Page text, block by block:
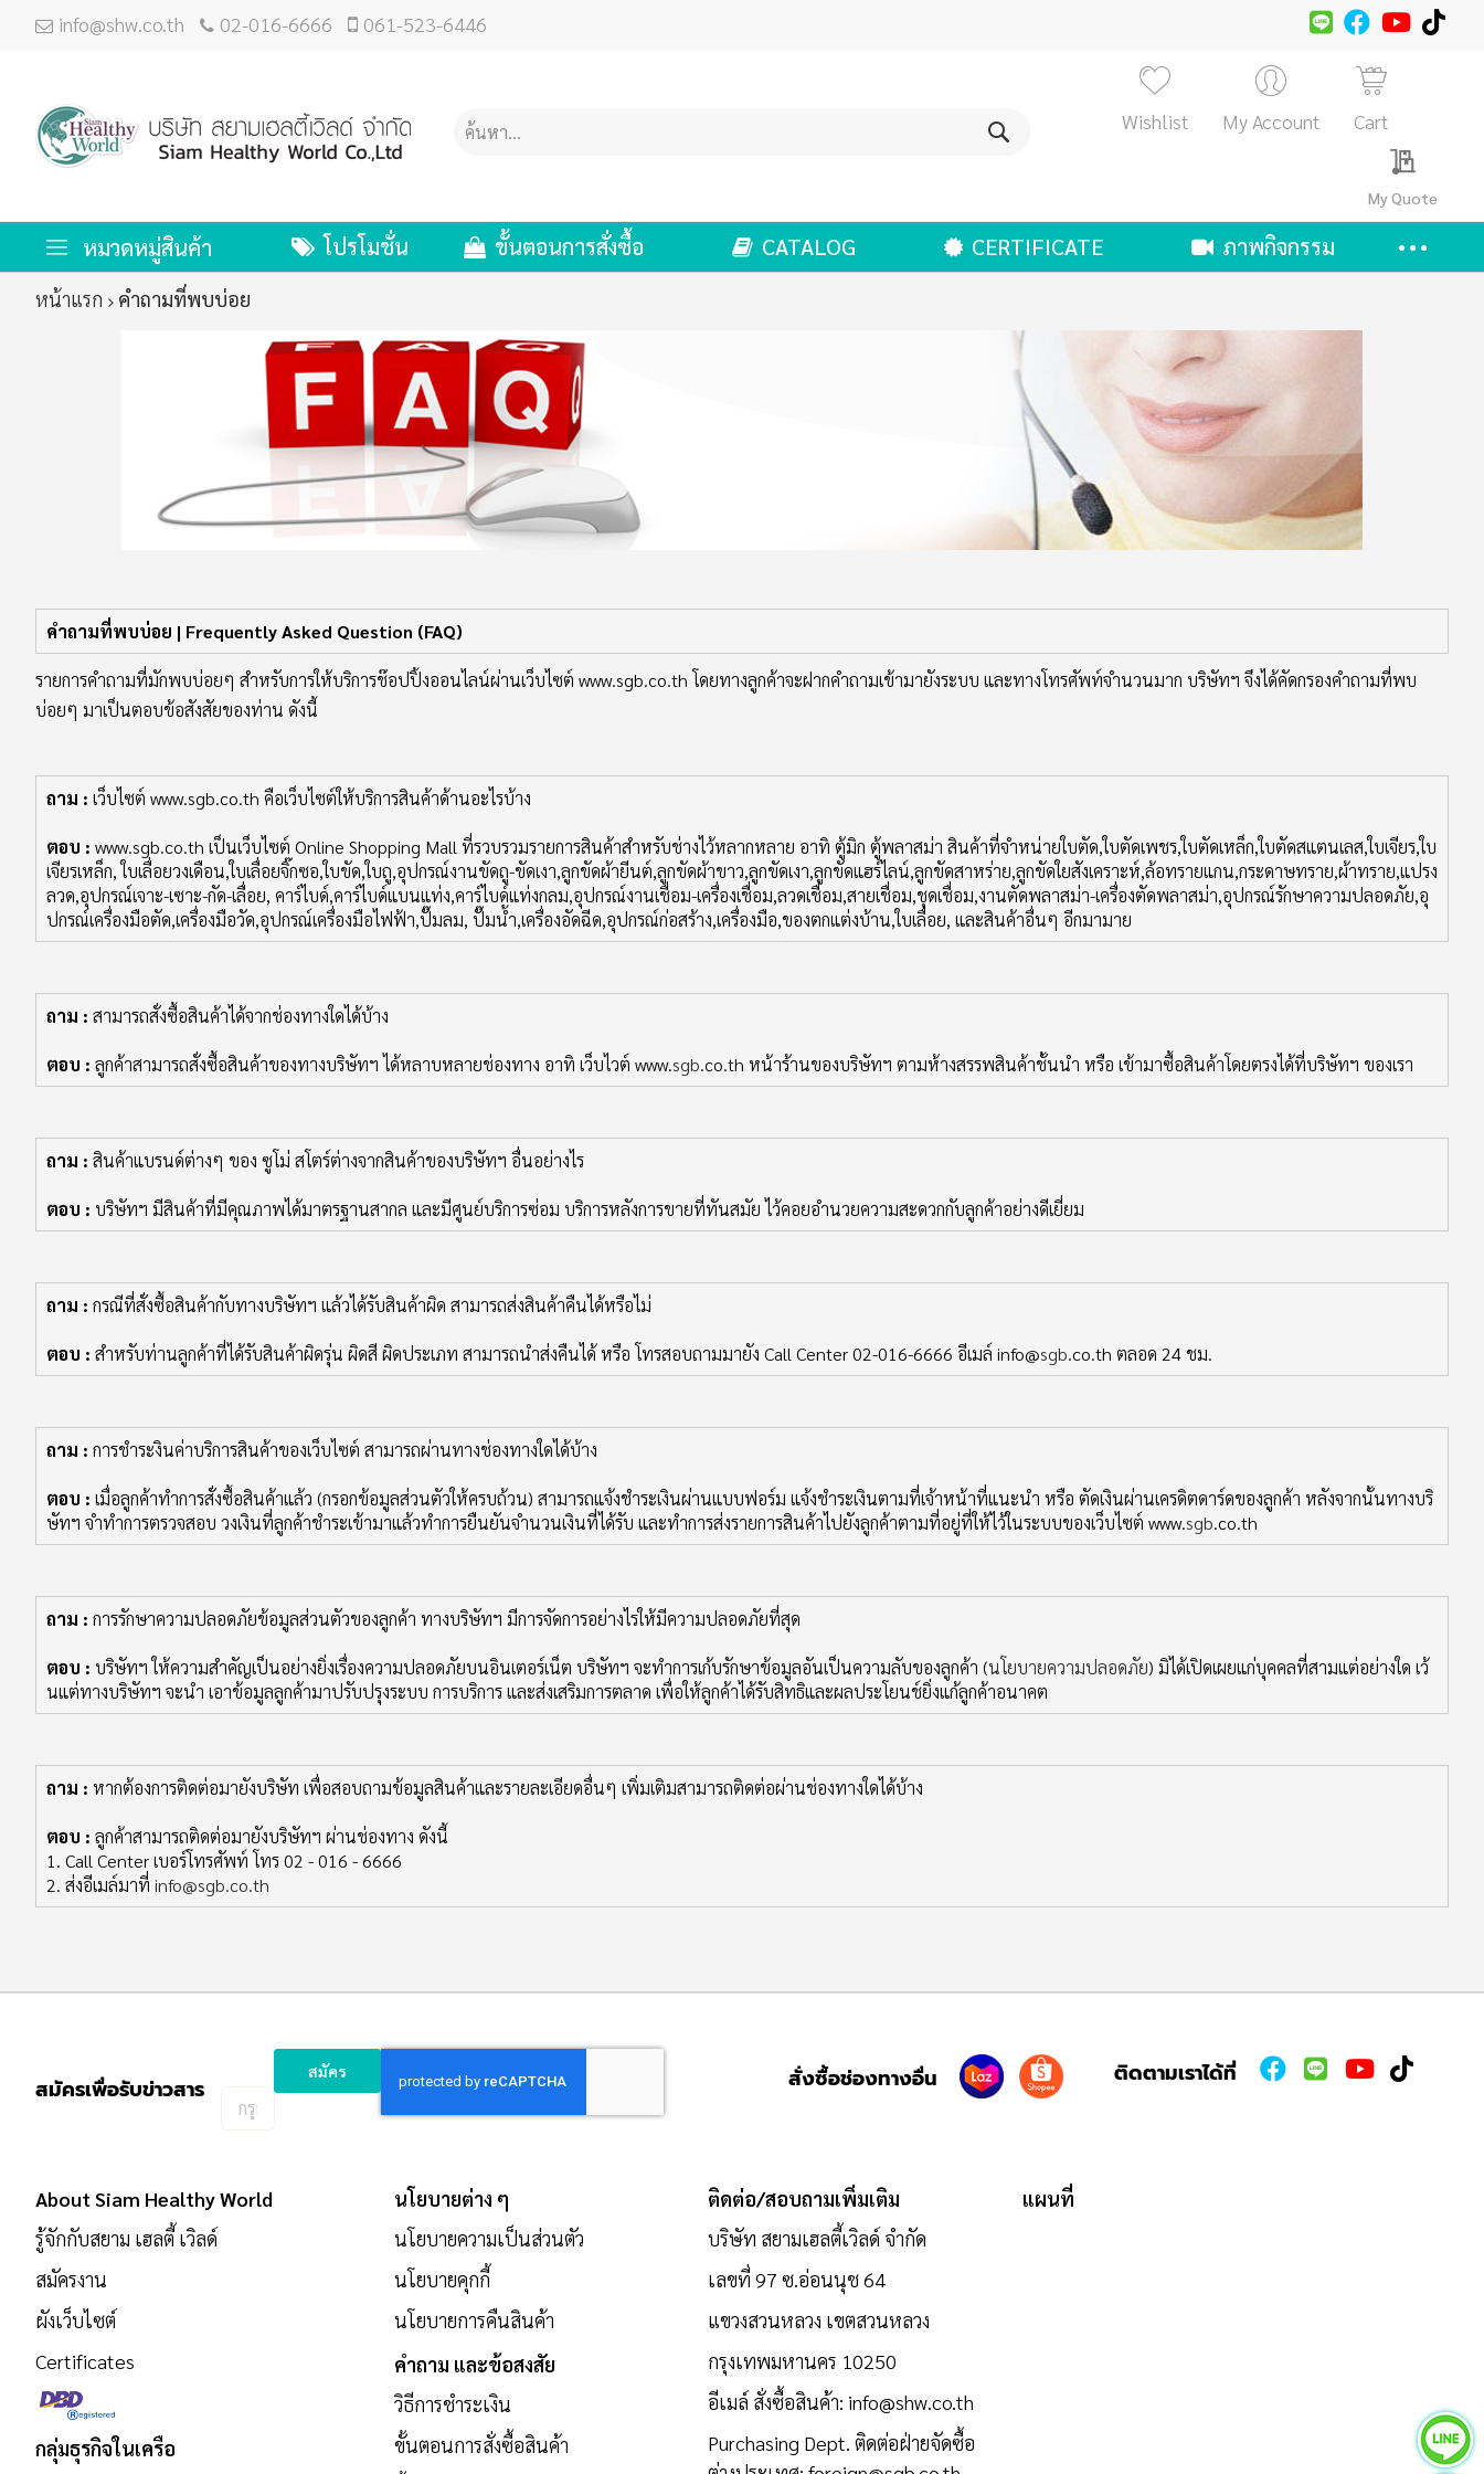
info@shw.co.th 02-016-6666 061-523-6446
My Quote
Wishlist My Account Cart
หมวดหมู่สินค้า โปรโมชั่น ขั้นตอนการสั่งซื้อ CATALOG CERTIFICATE ภาพกิจกรรม
หน้าแรก คำถามที่พบบ่อย
คำถามที่พบบ่อย | Frequently Asked Question (FAQ)
รายการคำถามที่มักพบบ่อยๆ สำหรับการให้บริการช๊อปปิ้งออนไลน์ผ่านเว็บไซต์ www.sgb.co.th โดยทางลูกค้าจะฝากคำถามเข้ามายังระบบ และทางโทรศัพท์จำนวนมาก บริษัทฯ จึงได้คัดกรองคำถามที่พบ
บ่อยๆ มาเป็นตอบข้อสังสัยของท่าน ดังนี้
ถาม : เว็บไซต์ www.sgb.co.th คือเว็บไซต์ให้บริการสินค้าด้านอะไรบ้าง
ตอบ : www.sgb.co.th เป็นเว็บไซต์ Online Shopping Mall ที่รวบรวมรายการสินค้าสำหรับช่างไว้หลากหลาย อาทิ ตู้มิก ตู้พลาสม่า สินค้าที่จำหน่ายใบตัด,ใบตัดเพชร,ใบตัดเหล็ก,ใบตัดสแตนเลส,ใบเจียร,ใบ
เจียรเหล็ก, ใบเลื่อยวงเดือน,ใบเลื่อยจิ๊กซอ,ใบขัด,ใบถู,อุปกรณ์งานขัดถู-ขัดเงา,ลูกขัดผ้ายีนต์,ลูกขัดผ้าขาว,ลูกขัดเงา,ลูกขัดแฮร์ไลน์,ลูกขัดสาหร่าย,ลูกขัดใยสังเคราะห์,ล้อทรายแกน,กระดาษทราย,ผ้าทราย,แปรง
ลวด,อุปกรณ์เจาะ-เซาะ-กัด-เลื่อย, คาร์ไบด์,คาร์ไบด์แบนแท่ง,คาร์ไบด์แท่งกลม,อุปกรณ์งานเชื่อม-เครื่องเชื่อม,ลวดเชื่อม,สายเชื่อม,ชุดเชื่อม,งานตัดพลาสม่า-เครื่องตัดพลาสม่า,อุปกรณ์รักษาความปลอดภัย,อุ
ปกรณ์เครื่องมือตัด,เครื่องมือวัด,อุปกรณ์เครื่องมือไฟฟ้า,ปั๊มลม, ปั๊มน้ำ,เครื่องอัดฉีด,อุปกรณ์ก่อสร้าง,เครื่องมือ,ของตกแต่งบ้าน,ใบเลื่อย, และสินค้าอื่นๆ อีกมามาย
ถาม : สามารถสั่งซื้อสินค้าได้จากช่องทางใดได้บ้าง
ตอบ : ลูกค้าสามารถสั่งซื้อสินค้าของทางบริษัทฯ ได้หลาบหลายช่องทาง อาทิ เว็บไวต์ www.sgb.co.th หน้าร้านของบริษัทฯ ตามห้างสรรพสินค้าชั้นนำ หรือ เข้ามาซื้อสินค้าโดยตรงได้ที่บริษัทฯ ของเรา
ถาม : สินค้าแบรนด์ต่างๆ ของ ซูโม่ สโตร์ต่างจากสินค้าของบริษัทฯ อื่นอย่างไร
ตอบ : บริษัทฯ มีสินค้าที่มีคุณภาพได้มาตรฐานสากล และมีศูนย์บริการซ่อม บริการหลังการขายที่ทันสมัย ไว้คอยอำนวยความสะดวกกับลูกค้าอย่างดีเยี่ยม
ถาม : กรณีที่สั่งซื้อสินค้ากับทางบริษัทฯ แล้วได้รับสินค้าผิด สามารถส่งสินค้าคืนได้หรือไม่
ตอบ : สำหรับท่านลูกค้าที่ได้รับสินค้าผิดรุ่น ผิดสี ผิดประเภท สามารถนำส่งคืนได้ หรือ โทรสอบถามมายัง Call Center 02-016-6666 อีเมล์ info@sgb.co.th ตลอด 24 ชม.
ถาม : การชำระงินค่าบริการสินค้าของเว็บไซต์ สามารถผ่านทางช่องทางใดได้บ้าง
ตอบ : เมื่อลูกค้าทำการสั่งซื้อสินค้าแล้ว (กรอกข้อมูลส่วนตัวให้ครบถ้วน) สามารถแจ้งชำระเงินผ่านแบบฟอร์ม แจ้งชำระเงินตามที่เจ้าหน้าที่แนะนำ หรือ ตัดเงินผ่านเครดิตดาร์ดของลูกค้า หลังจากนั้นทางบริ
ษัทฯ จำทำการตรวจสอบ วงเงินที่ลูกค้าชำระเข้ามาแล้วทำการยืนยันจำนวนเงินที่ได้รับ และทำการส่งรายการสินค้าไปยังลูกค้าตามที่อยู่ที่ให้ไว้ในระบบของเว็บไซต์ www.sgb.co.th
ถาม : การรักษาความปลอดภัยข้อมูลส่วนตัวของลูกค้า ทางบริษัทฯ มีการจัดการอย่างไรให้มีความปลอดภัยที่สุด
ตอบ : บริษัทฯ ให้ความสำคัญเป็นอย่างยิ่งเรื่องความปลอดภัยบนอินเตอร์เน็ต บริษัทฯ จะทำการเก้บรักษาข้อมูลอันเป็นความลับของลูกค้า (นโยบายความปลอดภัย) มิได้เปิดเผยแก่บุคคลที่สามแต่อย่างใด เว้
นแต่ทางบริษัทฯ จะนำ เอาข้อมูลลูกค้ามาปรับปรุงระบบ การบริการ และส่งเสริมการตลาด เพื่อให้ลูกค้าได้รับสิทธิและผลประโยนช์ยิ่งแก้ลูกค้าอนาคต
ถาม : หากต้องการติดต่อมายังบริษัท เพื่อสอบถามข้อมูลสินค้าและรายละเอียดอื่นๆ เพิ่มเติมสามารถติดต่อผ่านช่องทางใดได้บ้าง
ตอบ : ลูกค้าสามารถติดต่อมายังบริษัทฯ ผ่านช่องทาง ดังนี้
1. Call Center เบอร์โทรศัพท์ โทร 02 - 016 - 6666
2. ส่งอีเมล์มาที่ info@sgb.co.th
สมัครเพื่อรับข่าวสาร
อีเมล
รับ
สมัคร สั่งซื้อช่องทางอื่น ติดตามเราได้ที่
About Siam Healthy World
รู้จักกับสยาม เฮลตี้ เวิลด์
สมัครงาน
ผังเว็บไซต์
Certificates
กลุ่มธุรกิจในเครือ
นโยบายต่าง ๆ
นโยบายความเป็นส่วนตัว
นโยบายคุกกี้
นโยบายการคืนสินค้า
คำถาม และข้อสงสัย
วิธีการชำระเงิน
ขั้นตอนการสั่งซื้อสินค้า
ติดต่อ/สอบถามเพิ่มเติม
บริษัท สยามเฮลตี้เวิลด์ จำกัด
เลขที่ 97 ซ.อ่อนนุช 64
แขวงสวนหลวง เขตสวนหลวง
กรุงเทพมหานคร 10250
อีเมล์ สั่งซื้อสินค้า: info@shw.co.th
Purchasing Dept. ติดต่อฝ่ายจัดซื้อ
แผนที่